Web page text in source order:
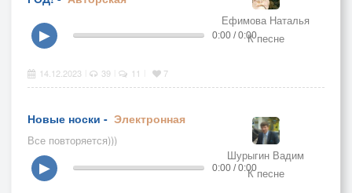
Ефимова Наталья
К песне
▶ 0:00 / 0:00
14.12.2023 39 11 7
Новые носки - Электронная
Все повторяется)))
Шурыгин Вадим
К песне
▶ 0:00 / 0:00